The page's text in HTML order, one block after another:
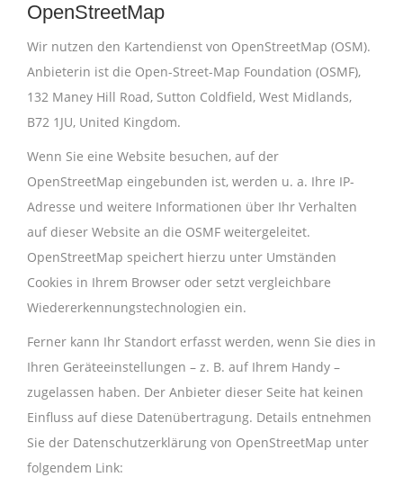
OpenStreetMap
Wir nutzen den Kartendienst von OpenStreetMap (OSM).
Anbieterin ist die Open-Street-Map Foundation (OSMF),
132 Maney Hill Road, Sutton Coldfield, West Midlands,
B72 1JU, United Kingdom.
Wenn Sie eine Website besuchen, auf der
OpenStreetMap eingebunden ist, werden u. a. Ihre IP-
Adresse und weitere Informationen über Ihr Verhalten
auf dieser Website an die OSMF weitergeleitet.
OpenStreetMap speichert hierzu unter Umständen
Cookies in Ihrem Browser oder setzt vergleichbare
Wiedererkennungstechnologien ein.
Ferner kann Ihr Standort erfasst werden, wenn Sie dies in
Ihren Geräteeinstellungen – z. B. auf Ihrem Handy –
zugelassen haben. Der Anbieter dieser Seite hat keinen
Einfluss auf diese Datenübertragung. Details entnehmen
Sie der Datenschutzerklärung von OpenStreetMap unter
folgendem Link: